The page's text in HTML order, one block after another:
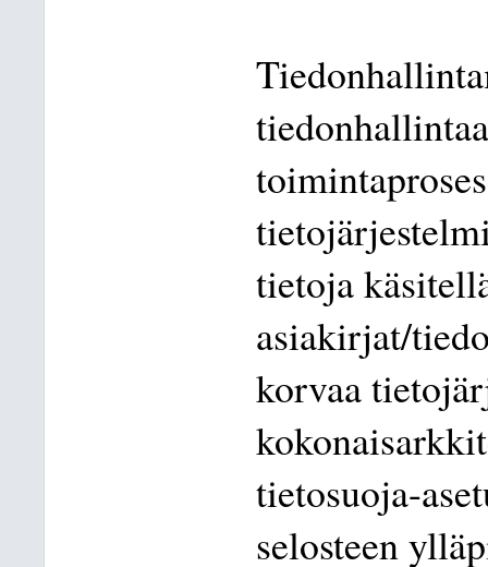
tietoja
asiakirjat/
korvaa
tietosuoja-
selosteen